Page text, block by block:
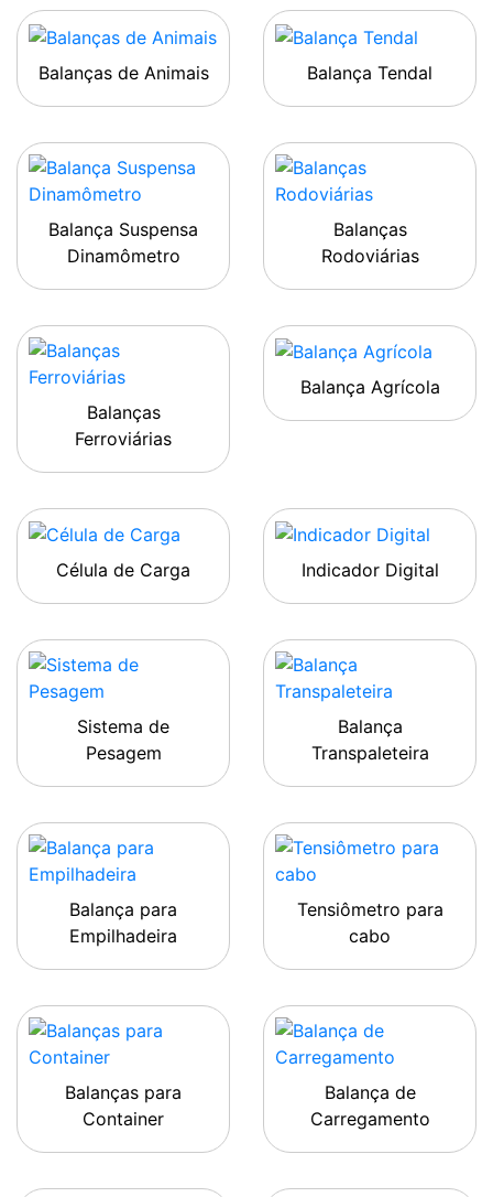
Balanças de Animais Balança Tendal
Balança Suspensa
Dinamômetro
Balanças
Rodoviárias
Balanças
Ferroviárias
Balança Agrícola
Célula de Carga Indicador Digital
Sistema de
Pesagem
Balança
Transpaleteira
Balança para
Empilhadeira
Tensiômetro para
cabo
Balanças para
Container
Balança de
Carregamento